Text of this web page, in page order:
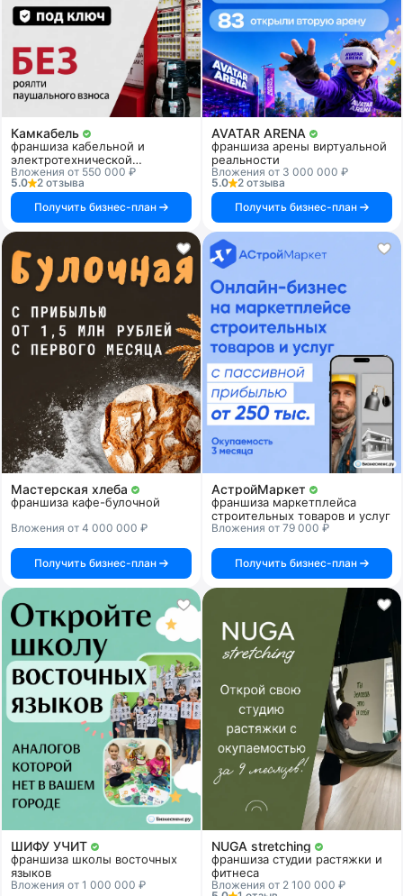
Камкабель
франшиза кабельной и
электротехнической
продукции
Вложения от 550 000 ₽
5.0
2 отзыва
Получить бизнес-план
AVATAR ARENA
франшиза арены виртуальной
реальности
Вложения от 3 000 000 ₽
5.0
2 отзыва
Получить бизнес-план
Мастерская хлеба
франшиза кафе-булочной
Вложения от 4 000 000 ₽
Получить бизнес-план
АстройМаркет
франшиза маркетплейса
строительных товаров и услуг
Вложения от 79 000 ₽
Получить бизнес-план
ШИФУ УЧИТ
франшиза школы восточных
языков
Вложения от 1 000 000 ₽
NUGA stretching
франшиза студии растяжки и
фитнеса
Вложения от 2 100 000 ₽